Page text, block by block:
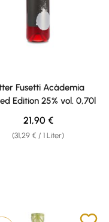
5 Sternen
Fusetti Acàdemia
Edition 25% vol. 0,70l
(31,29 € / 1 Liter)
Regulärer Preis:
21,90 €